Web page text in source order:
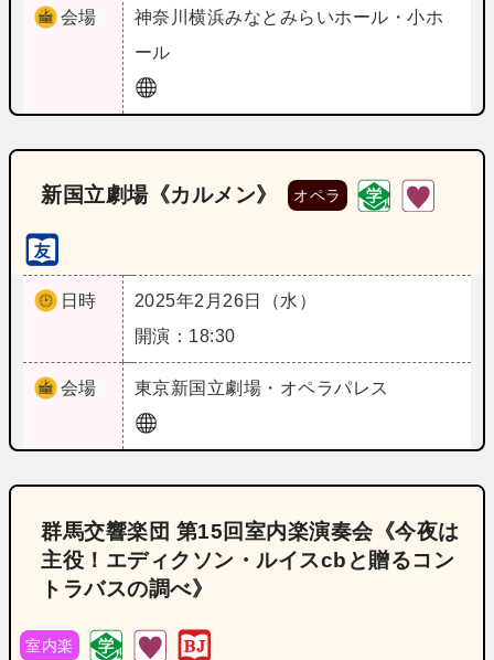
会場 神奈川横浜みなとみらいホール・小ホ
ール
新国立劇場《カルメン》 オペラ
日時
2025年2月26日（水）
開演：18:30
会場 東京新国立劇場・オペラパレス
群馬交響楽団 第15回室内楽演奏会《今夜は
主役！エディクソン・ルイスcbと贈るコン
トラバスの調べ》
室内楽